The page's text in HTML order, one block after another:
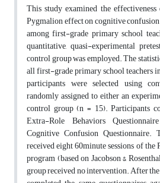
This study examined the
Pygmalion effect on cognitive
among first-grade primary school
quantitative, quasi-experimental
control group was employed. The
all first-grade primary school teachers
participants were selected using
randomly assigned to either an
control group (n = 15). Participants
Extra-Role Behaviors
Cognitive Confusion Questionnaire.
received eight 60minute sessions of
program (based on Jacobson &
group received no intervention. After